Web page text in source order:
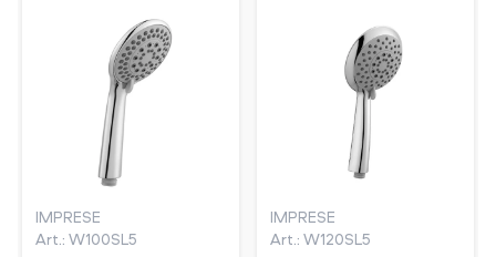
IMPRESE
Art.: W100SL5
IMPRESE
Art.: W120SL5